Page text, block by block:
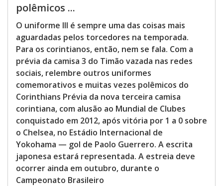
polêmicos ...
O uniforme III é sempre uma das coisas mais
aguardadas pelos torcedores na temporada.
Para os corintianos, então, nem se fala. Com a
prévia da camisa 3 do Timão vazada nas redes
sociais, relembre outros uniformes
comemorativos e muitas vezes polêmicos do
Corinthians Prévia da nova terceira camisa
corintiana, com alusão ao Mundial de Clubes
conquistado em 2012, após vitória por 1 a 0 sobre
o Chelsea, no Estádio Internacional de
Yokohama — gol de Paolo Guerrero. A escrita
japonesa estará representada. A estreia deve
ocorrer ainda em outubro, durante o
Campeonato Brasileiro